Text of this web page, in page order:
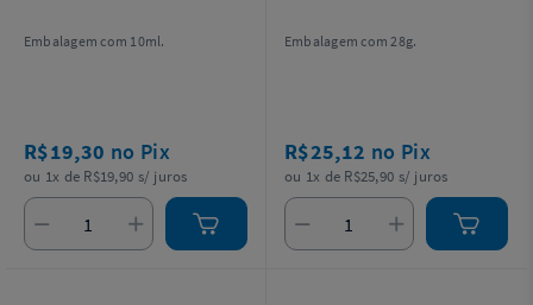
Embalagem com 10ml.
R$19,30 no Pix
ou 1x de R$19,90 s/ juros
Embalagem com 28g.
R$25,12 no Pix
ou 1x de R$25,90 s/ juros